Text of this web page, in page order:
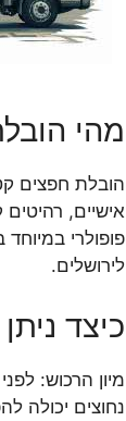
מהי
הובלת חפצים
אישיים,
פופולרי
לירושלים.
כיצד
מיון הרכוש:
נחוצים יכולה